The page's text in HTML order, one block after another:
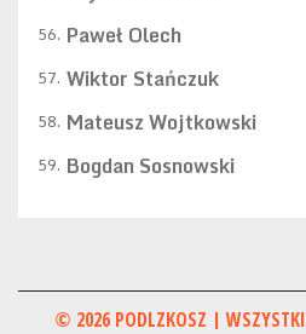
56. Paweł Olech
57. Wiktor Stańczuk
58. Mateusz Wojtkowski
59. Bogdan Sosnowski
© 2026 PODLZKOSZ |